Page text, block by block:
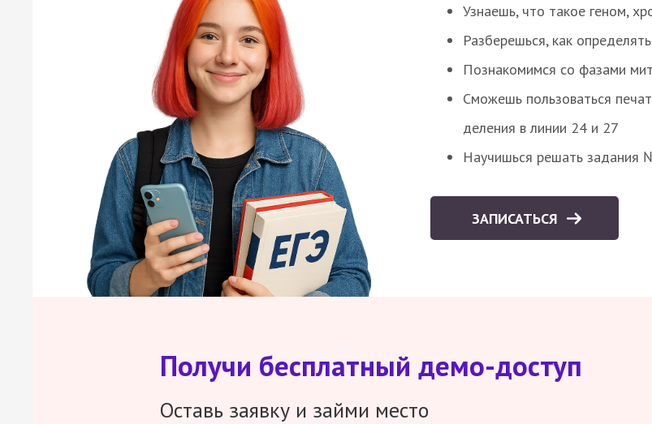
Узнаешь, что такое геном,
Разберешься, как
Познакомимся со фазами
Сможешь пользоваться
деления в линии 24 и 27
Научишься решать задания
ЗАПИСАТЬСЯ
Получи бесплатный демо-доступ
Оставь заявку и займи место